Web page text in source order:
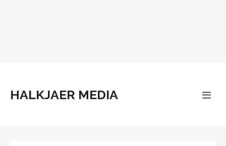
HALKJAER MEDIA